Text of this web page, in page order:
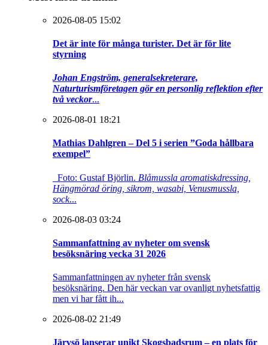
2026-08-05 15:02
Det är inte för många turister. Det är för lite
styrning
Johan Engström, generalsekreterare,
Naturturismföretagen gör en personlig reflektion efter
två veckor...
2026-08-01 18:21
Mathias Dahlgren – Del 5 i serien ”Goda hållbara
exempel”
Foto: Gustaf Björlin. Blåmussla aromatiskdressing,
Hängmörad öring, sikrom, wasabi, Venusmussla,
sock...
2026-08-03 03:24
Sammanfattning av nyheter om svensk
besöksnäring vecka 31 2026
Sammanfattningen av nyheter från svensk
besöksnäring. Den här veckan var ovanligt nyhetsfattig
men vi har fått ih...
2026-08-02 21:49
Järvsö lanserar unikt Skogsbadsrum – en plats för